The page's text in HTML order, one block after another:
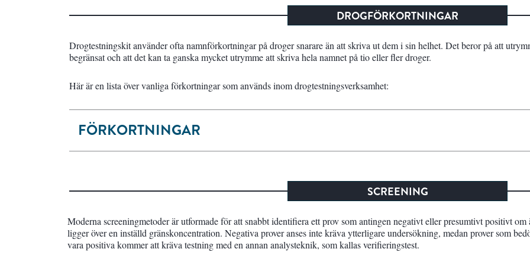
DROGFÖRKORTNINGAR
Drogtestningskit använder ofta namnförkortningar på droger snarare än att skriva ut dem i sin helhet. Det beror på att
begränsat och att det kan ta ganska mycket utrymme att skriva hela namnet på tio eller fler droger.
Här är en lista över vanliga förkortningar som används inom drogtestningsverksamhet:
FÖRKORTNINGAR
SCREENING
Moderna screeningmetoder är utformade för att snabbt identifiera ett prov som antingen negativt eller presumtivt positivt om
ligger över en inställd gränskoncentration. Negativa prover anses inte kräva ytterligare undersökning, medan prover som
vara positiva kommer att kräva testning med en annan analysteknik, som kallas verifieringstest.